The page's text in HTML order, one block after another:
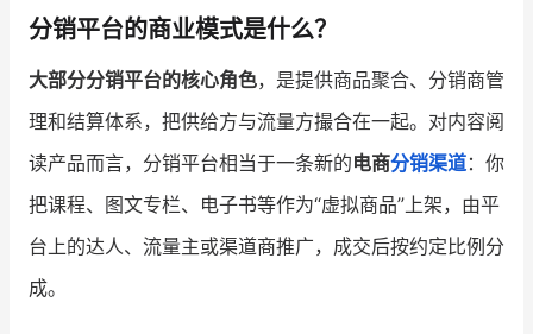
有赞云 数据通服务
分销平台的商业模式是什么？
大部分分销平台的核心角色，是提供商品聚合、分销商管
理和结算体系，把供给方与流量方撮合在一起。对内容阅
读产品而言，分销平台相当于一条新的电商分销渠道：你
把课程、图文专栏、电子书等作为“虚拟商品”上架，由平
台上的达人、流量主或渠道商推广，成交后按约定比例分
成。